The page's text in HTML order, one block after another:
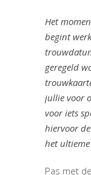
Het
begint
geregeld
jullie voor
voor iets
hiervoor
het
Pas met